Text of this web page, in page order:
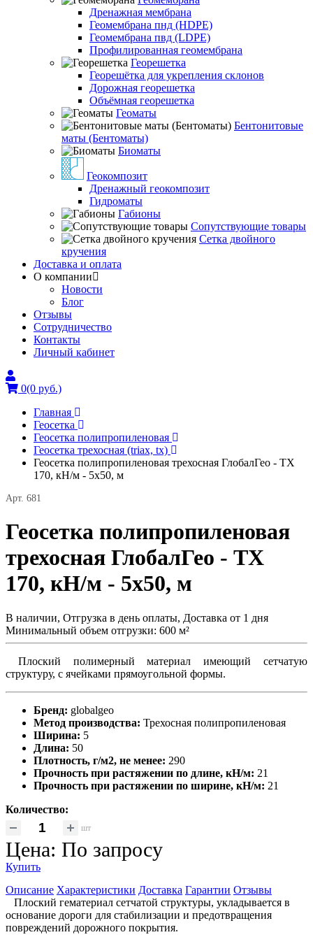
Дренажная мембрана
Геомембрана пнд (HDPE)
Геомембрана пвд (LDPE)
Профилированная геомембрана
Георешетка
Георешётка для укрепления склонов
Дорожная георешетка
Объёмная георешетка
Геоматы
Бентонитовые
маты (Бентоматы)
Биоматы
Геокомпозит
Дренажный геокомпозит
Гидроматы
Габионы
Сопутствующие товары
Сетка двойного
кручения
Доставка и оплата
О компании
Новости
Блог
Отзывы
Сотрудничество
Контакты
Личный кабинет
0(0 руб.)
Главная
Геосетка
Геосетка полипропиленовая
Геосетка трехосная (triax, tx)
Геосетка полипропиленовая трехосная ГлобалГео - ТХ
170, кН/м - 5x50, м
Арт. 681
Геосетка полипропиленовая
трехосная ГлобалГео - ТХ
170, кН/м - 5x50, м
В наличии, Отгрузка в день оплаты, Доставка от 1 дня
Минимальный объем отгрузки: 600 м²
Плоский полимерный материал имеющий сетчатую
структуру, с ячейками прямоугольной формы.
Бренд: globalgeo
Метод производства: Трехосная полипропиленовая
Ширина: 5
Длина: 50
Плотность, г/м2, не менее: 290
Прочность при растяжении по длине, кН/м: 21
Прочность при растяжении по ширине, кН/м: 21
Количество:
шт
Цена: По запросу
Купить
Описание Характеристики Доставка Гарантии Отзывы
Плоский гематериал сетчатой структуры, укладывается в
основание дороги для стабилизации и предотвращения
повреждений дорожного покрытия.